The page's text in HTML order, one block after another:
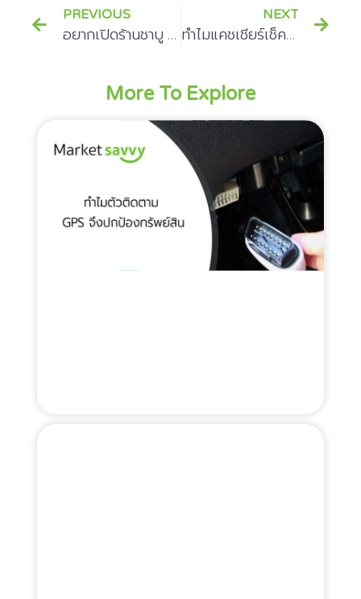
PREVIOUS
อยากเปิดร้านชาบู ใช้งบเท่าไหร่
NEXT
ทำไมแคชเชียร์เช็คถึงปลอดภัยกว่าเช็คทั่วไป?
More To Explore